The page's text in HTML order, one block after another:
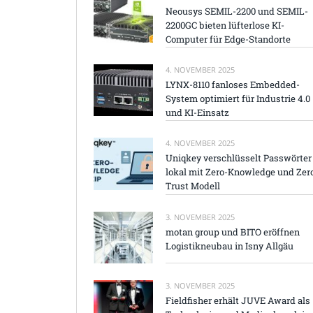
Neousys SEMIL-2200 und SEMIL-
2200GC bieten lüfterlose KI-
Computer für Edge-Standorte
4. NOVEMBER 2025
LYNX-8110 fanloses Embedded-
System optimiert für Industrie 4.0
und KI-Einsatz
4. NOVEMBER 2025
Uniqkey verschlüsselt Passwörter
lokal mit Zero-Knowledge und
Trust Modell
3. NOVEMBER 2025
motan group und BITO eröffnen
Logistikneubau in Isny Allgäu
3. NOVEMBER 2025
Fieldfisher erhält JUVE Award als